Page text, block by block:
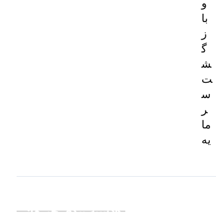
با
ز
گ
ش
ت
س
ر
ما
یه
دسته بندی خبرها: